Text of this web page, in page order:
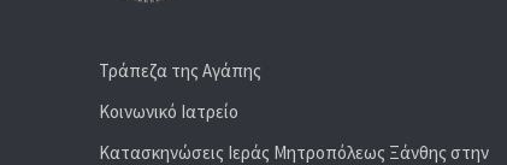
Τράπεζα της Αγάπης
Κοινωνικό Ιατρείο
Κατασκηνώσεις Ιεράς Μητροπόλεως Ξάνθης στην